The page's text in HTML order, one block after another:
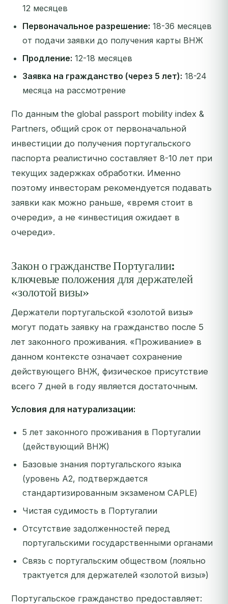
12 месяцев
Первоначальное разрешение: 18-36 месяцев
от подачи заявки до получения карты ВНЖ
Продление: 12-18 месяцев
Заявка на гражданство (через 5 лет): 18-24
месяца на рассмотрение
По данным the global passport mobility index &
Partners, общий срок от первоначальной
инвестиции до получения португальского
паспорта реалистично составляет 8-10 лет при
текущих задержках обработки. Именно
поэтому инвесторам рекомендуется подавать
заявки как можно раньше, «время стоит в
очереди», а не «инвестиция ожидает в
очереди».
Закон о гражданстве Португалии:
ключевые положения для держателей
«золотой визы»
Держатели португальской «золотой визы»
могут подать заявку на гражданство после 5
лет законного проживания. «Проживание» в
данном контексте означает сохранение
действующего ВНЖ, физическое присутствие
всего 7 дней в году является достаточным.
Условия для натурализации:
5 лет законного проживания в Португалии
(действующий ВНЖ)
Базовые знания португальского языка
(уровень A2, подтверждается
стандартизированным экзаменом CAPLE)
Чистая судимость в Португалии
Отсутствие задолженностей перед
португальскими государственными органами
Связь с португальским обществом (лояльно
трактуется для держателей «золотой визы»)
Португальское гражданство предоставляет: